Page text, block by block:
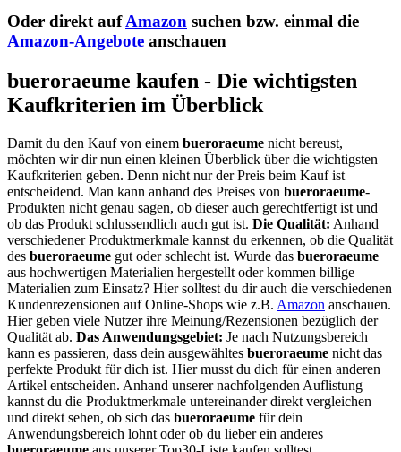
Oder direkt aufAmazon suchen bzw. einmal die
Amazon-Angebote anschauen
bueroraeume kaufen - Die wichtigsten
Kaufkriterien im Überblick
Damit du den Kauf von einem bueroraeume nicht bereust,
möchten wir dir nun einen kleinen Überblick über die wichtigsten
Kaufkriterien geben. Denn nicht nur der Preis beim Kauf ist
entscheidend. Man kann anhand des Preises von bueroraeume-
Produkten nicht genau sagen, ob dieser auch gerechtfertigt ist und
ob das Produkt schlussendlich auch gut ist. Die Qualität: Anhand
verschiedener Produktmerkmale kannst du erkennen, ob die Qualität
des bueroraeume gut oder schlecht ist. Wurde das bueroraeume
aus hochwertigen Materialien hergestellt oder kommen billige
Materialien zum Einsatz? Hier solltest du dir auch die verschiedenen
Kundenrezensionen auf Online-Shops wie z.B. Amazon anschauen.
Hier geben viele Nutzer ihre Meinung/Rezensionen bezüglich der
Qualität ab. Das Anwendungsgebiet: Je nach Nutzungsbereich
kann es passieren, dass dein ausgewähltes bueroraeume nicht das
perfekte Produkt für dich ist. Hier musst du dich für einen anderen
Artikel entscheiden. Anhand unserer nachfolgenden Auflistung
kannst du die Produktmerkmale untereinander direkt vergleichen
und direkt sehen, ob sich das bueroraeume für dein
Anwendungsbereich lohnt oder ob du lieber ein anderes